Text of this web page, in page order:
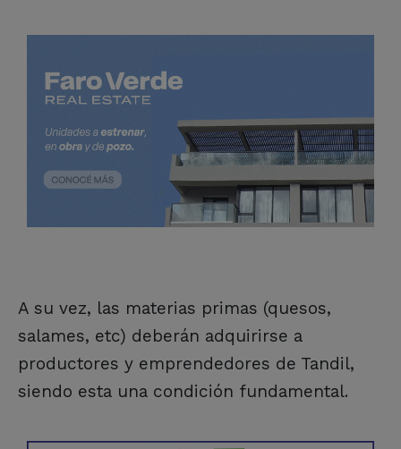
A su vez, las materias primas (quesos,
salames, etc) deberán adquirirse a
productores y emprendedores de Tandil,
siendo esta una condición fundamental.